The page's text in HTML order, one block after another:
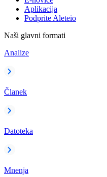
Aplikacija
Podprite Aleteio
Naši glavni formati
Analize
Članek
Datoteka
Mnenja